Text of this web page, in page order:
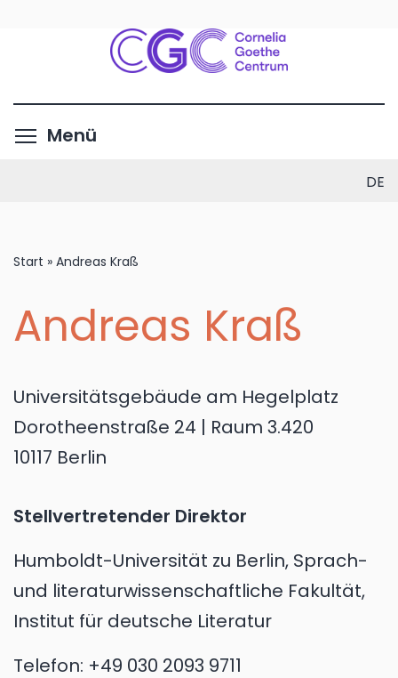
Inhalt
Menü
DE
Start » Andreas Kraß
Andreas Kraß
Universitätsgebäude am Hegelplatz
Dorotheenstraße 24 | Raum 3.420
10117 Berlin
Stellvertretender Direktor
Humboldt-Universität zu Berlin, Sprach-
und literaturwissenschaftliche Fakultät,
Institut für deutsche Literatur
Telefon: +49 030 2093 9711